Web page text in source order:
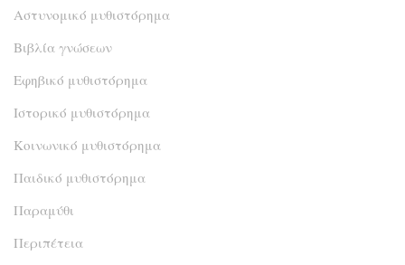
Αστυνομικό μυθιστόρημα
Βιβλία γνώσεων
Εφηβικό μυθιστόρημα
Ιστορικό μυθιστόρημα
Κοινωνικό μυθιστόρημα
Παιδικό μυθιστόρημα
Παραμύθι
Περιπέτεια